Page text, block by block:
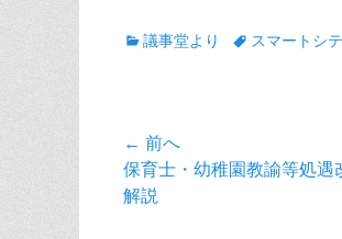
カ 議事堂より
タ スマートシ
投
稿
← 前へ
前
の
保育士・幼稚園教諭等処
解説